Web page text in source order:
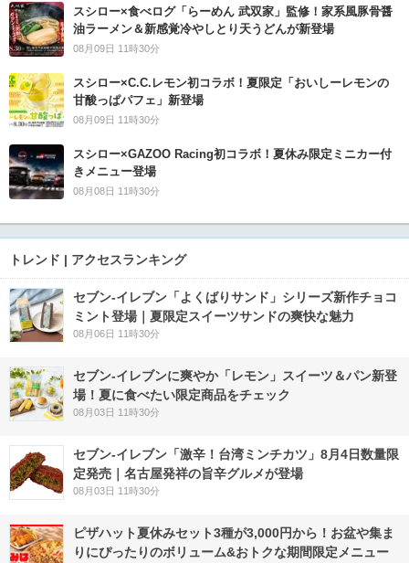
スシロー×食べログ「らーめん 武双家」監修！家系風豚骨醤
油ラーメン＆新感覚冷やしとり天うどんが新登場
08月09日 11時30分
スシロー×C.C.レモン初コラボ！夏限定「おいしーレモンの
甘酸っぱパフェ」新登場
08月09日 11時30分
スシロー×GAZOO Racing初コラボ！夏休み限定ミニカー付
きメニュー登場
08月08日 11時30分
トレンド | アクセスランキング
セブン‐イレブン「よくばりサンド」シリーズ新作チョコ
ミント登場｜夏限定スイーツサンドの爽快な魅力
08月06日 11時30分
セブン‐イレブンに爽やか「レモン」スイーツ＆パン新登
場！夏に食べたい限定商品をチェック
08月03日 11時30分
セブン-イレブン「激辛！台湾ミンチカツ」8月4日数量限
定発売｜名古屋発祥の旨辛グルメが登場
08月03日 11時30分
ピザハット夏休みセット3種が3,000円から！お盆や集ま
りにぴったりのボリューム&おトクな期間限定メニュー